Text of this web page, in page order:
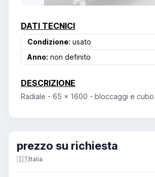
DATI TECNICI
Condizione: usato
Anno: non definito
DESCRIZIONE
Radiale - 65 x 1600 - bloccaggi e cubo
prezzo su richiesta
🇮🇹Italia